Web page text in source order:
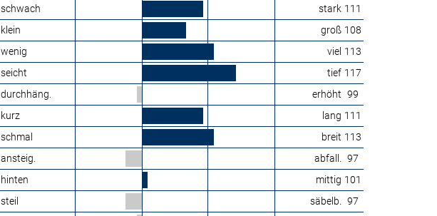
schwach stark 111
klein groß 108
wenig viel 113
seicht tief 117
durchhäng. erhöht 99
kurz lang 111
schmal breit 113
ansteig. abfall.
97
hinten mittig 101
steil säbelb.
97